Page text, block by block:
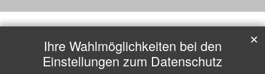
Ihre Wahlmöglichkeiten bei den
Einstellungen zum Datenschutz
✕